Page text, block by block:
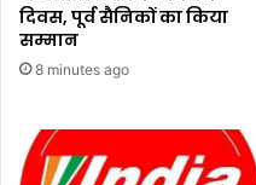
दिवस, पूर्व सैनिकों का किया
सम्मान
8 minutes ago